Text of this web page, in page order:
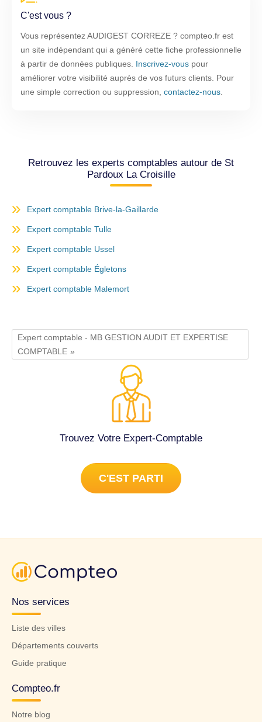
C'est vous ?
Vous représentez AUDIGEST CORREZE ? compteo.fr est
un site indépendant qui a généré cette fiche professionnelle
à partir de données publiques. Inscrivez-vous pour
améliorer votre visibilité auprès de vos futurs clients. Pour
une simple correction ou suppression, contactez-nous
Retrouvez les experts comptables autour de St
Pardoux La Croisille
Expert comptable Brive-la-Gaillarde
Expert comptable Tulle
Expert comptable Ussel
Expert comptable Égletons
Expert comptable Malemort
Expert comptable - MB GESTION AUDIT ET EXPERTISE
COMPTABLE
Trouvez Votre Expert-Comptable
C'EST PARTI
Nos services
Liste des villes
Départements couverts
Guide pratique
Compteo.fr
Notre blog